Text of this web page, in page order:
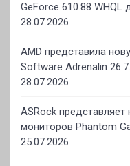
GeForce 610.88 WHQL
28.07.2026
AMD представила
Software Adrenalin
28.07.2026
ASRock
мониторов Phantom
25.07.2026